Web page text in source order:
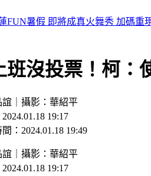
屍湄南河！背包驚見20公斤水泥磚
班沒投票！柯：
｜攝影：華紹平
19:17
：2024.01.18 19:49
誼 攝影 ： 華紹平
2024.01.18 19:17